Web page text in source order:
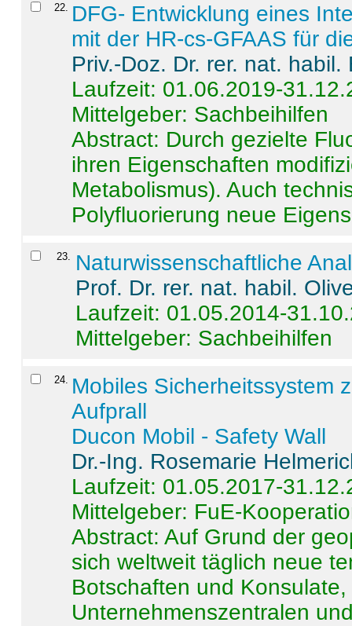
22
DFG- Entwicklung eines
mit der HR-cs-GFAAS für
Priv.-Doz. Dr. rer. nat.
Laufzeit: 01.06.2019-
Mittelgeber: Sachbeihilfen
Abstract: Durch gezielte
ihren Eigenschaften
Metabolismus). Auch
Polyfluorierung neue
23. Naturwissenschaftliche
Prof. Dr. rer. nat. habil.
Laufzeit: 01.05.2014-
Mittelgeber: Sachbeihilfen
24. Mobiles Sicherheitssystem
Aufprall
Ducon Mobil - Safety Wall
Dr.-Ing. Rosemarie
Laufzeit: 01.05.2017-
Mittelgeber: FuE-
Abstract:Auf Grund der
sich weltweit täglich neue
Botschaften und
Unternehmenszentralen